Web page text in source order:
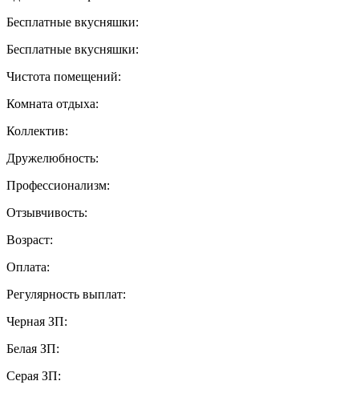
Бесплатные вкусняшки:
Бесплатные вкусняшки:
Чистота помещений:
Комната отдыха:
Коллектив:
Дружелюбность:
Профессионализм:
Отзывчивость:
Возраст:
Оплата:
Регулярность выплат:
Черная ЗП:
Белая ЗП:
Серая ЗП: